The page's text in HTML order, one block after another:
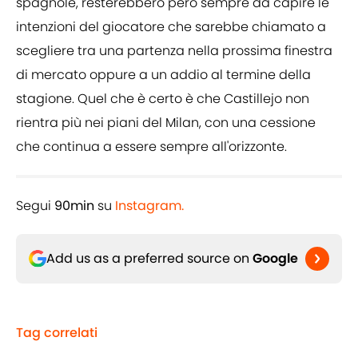
intenzioni del giocatore che sarebbe chiamato a
scegliere tra una partenza nella prossima finestra
di mercato oppure a un addio al termine della
stagione. Quel che è certo è che Castillejo non
rientra più nei piani del Milan, con una cessione
che continua a essere sempre all'orizzonte.
Segui 90min su Instagram.
Add us as a preferred source on Google
Tag correlati